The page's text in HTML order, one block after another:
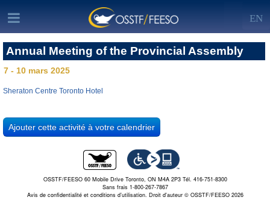
EN
Annual Meeting of the Provincial Assembly
7 - 10 mars 2025
Sheraton Centre Toronto Hotel
OSSTF/FEESO 60 Mobile Drive Toronto, ON M4A 2P3 Tél. 416-751-8300
Sans frais 1-800-267-7867
Avis de confidentialité et conditions d’utilisation. Droit d'auteur © OSSTF/FEESO 2026